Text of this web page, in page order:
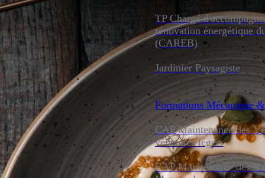
TP Chargé
rénovation énergétique
(CAREB)
Jardinier Paysagiste
Formations Mécanique
CAP Maintenance des
véhicules légers
CAP Maintenance des